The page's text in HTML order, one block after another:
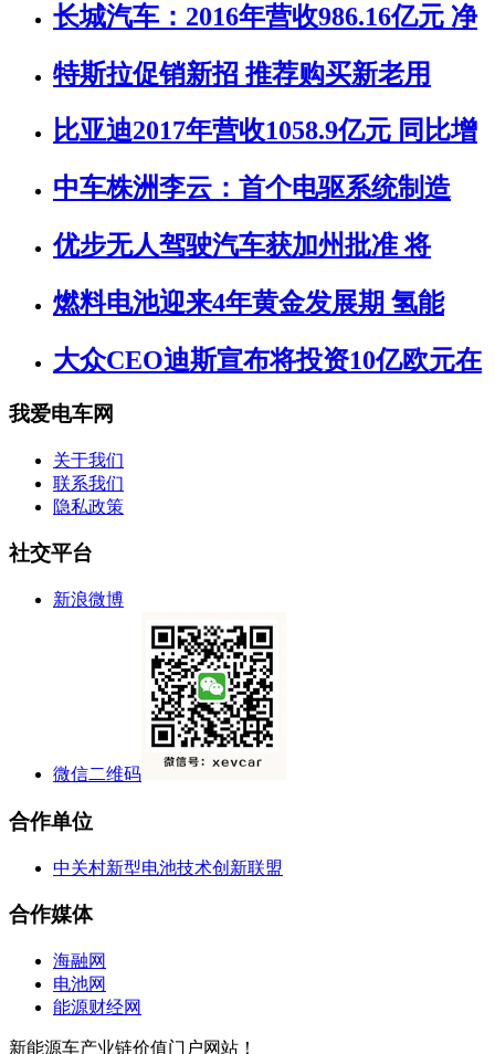
长城汽车：2016年营收986.16亿元 净
特斯拉促销新招 推荐购买新老用
比亚迪2017年营收1058.9亿元 同比增
中车株洲李云：首个电驱系统制造
优步无人驾驶汽车获加州批准 将
燃料电池迎来4年黄金发展期 氢能
大众CEO迪斯宣布将投资10亿欧元在
我爱电车网
关于我们
联系我们
隐私政策
社交平台
新浪微博
微信二维码
合作单位
中关村新型电池技术创新联盟
合作媒体
海融网
电池网
能源财经网
新能源车产业链价值门户网站！